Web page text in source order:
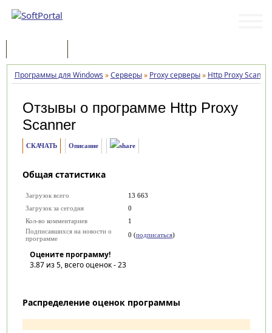
Программы для Windows »Серверы» Proxy серверы» Http Proxy Scanner
Отзывы о программе Http Proxy
Scanner
СКАЧАТЬ Описание
Общая статистика
Загрузок всего
13 663
Загрузок за сегодня
0
Кол-во комментариев
1
Подписавшихся на новости о
программе
0 (подписаться)
Оцените программу!
3.87из 5, всего оценок -23
Распределение оценок программы